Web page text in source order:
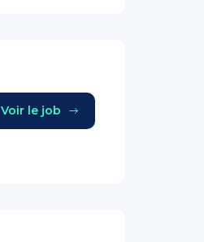
Voir le job